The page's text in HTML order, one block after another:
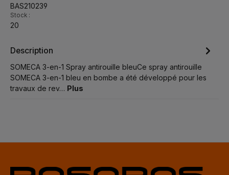
BAS210239
Stock :
20
Description
SOMECA 3-en-1 Spray antirouille bleuCe spray antirouille
SOMECA 3-en-1 bleu en bombe a été développé pour les
travaux de rev… Plus